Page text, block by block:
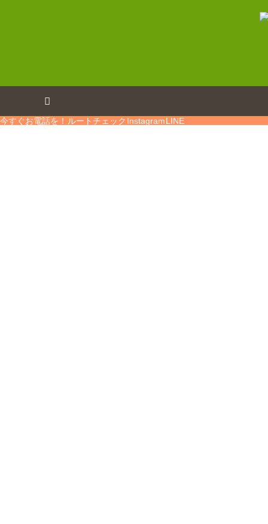
今すぐお電話を！ ルートチェック InstagramLINE